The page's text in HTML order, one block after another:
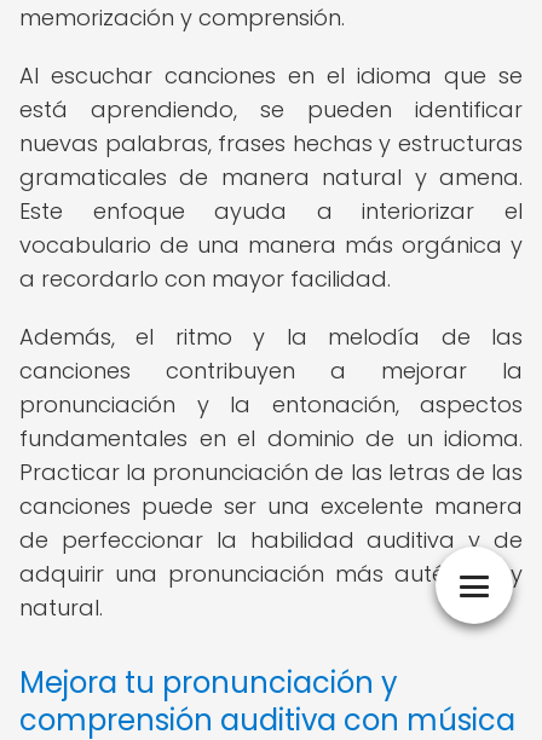
memorización y comprensión.
Al escuchar canciones en el idioma que se
está aprendiendo, se pueden identificar
nuevas palabras, frases hechas y estructuras
gramaticales de manera natural y amena.
Este enfoque ayuda a interiorizar el
vocabulario de una manera más orgánica y
a recordarlo con mayor facilidad.
Además, el ritmo y la melodía de las
canciones contribuyen a mejorar la
pronunciación y la entonación, aspectos
fundamentales en el dominio de un idioma.
Practicar la pronunciación de las letras de las
canciones puede ser una excelente manera
de perfeccionar la habilidad auditiva y de
adquirir una pronunciación más auténtica y
natural.
Mejora tu pronunciación y
comprensión auditiva con música